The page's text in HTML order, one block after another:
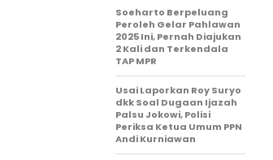
Soeharto Berpeluang
Peroleh Gelar Pahlawan
2025 Ini, Pernah Diajukan
2 Kali dan Terkendala
TAP MPR
Usai Laporkan Roy Suryo
dkk Soal Dugaan Ijazah
Palsu Jokowi, Polisi
Periksa Ketua Umum PPN
Andi Kurniawan